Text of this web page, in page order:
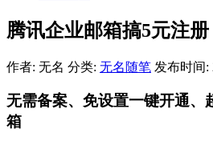
腾讯企业邮箱搞5元注册
作者: 无名 分类: 无名随笔 发布时间:
无需备案、免设置一键开通、
箱